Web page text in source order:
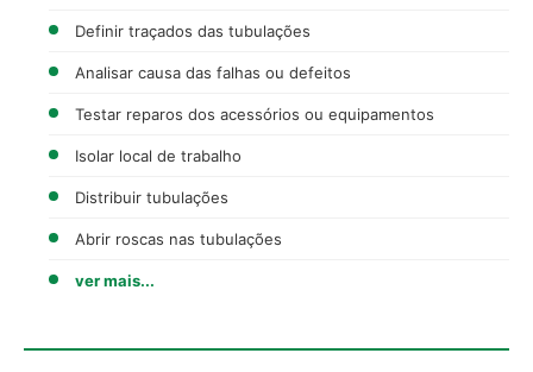
Definir traçados das tubulações
Analisar causa das falhas ou defeitos
Testar reparos dos acessórios ou equipamentos
Isolar local de trabalho
Distribuir tubulações
Abrir roscas nas tubulações
ver mais...